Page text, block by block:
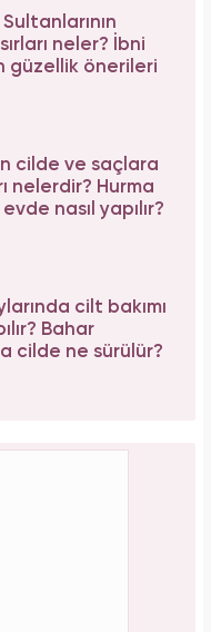
Sultanlarının
neler? İbni
güzellik önerileri
cilde ve saçlara
nelerdir? Hurma
nasıl yapılır?
cilt bakımı
Bahar
cilde ne sürülür?